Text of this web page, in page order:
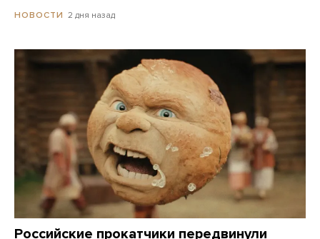
НОВОСТИ 2 дня назад
Российские прокатчики передвинули